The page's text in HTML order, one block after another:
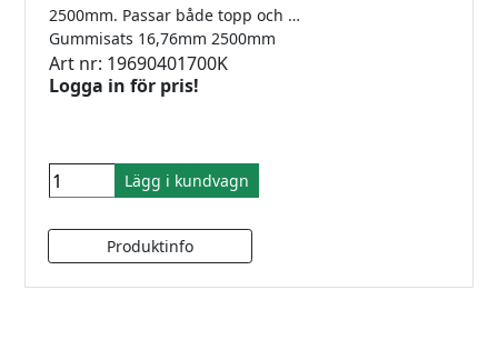
2500mm. Passar både topp och sidomonterad T120
Gummisats 16,76mm 2500mm
Art nr: 19690401700K
Logga in för pris!
Lägg i kundvagn